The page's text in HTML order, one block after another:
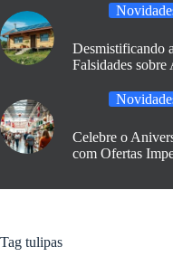
Desmistificando
Falsidades
Celebre o
com Ofertas
Tag tulipas